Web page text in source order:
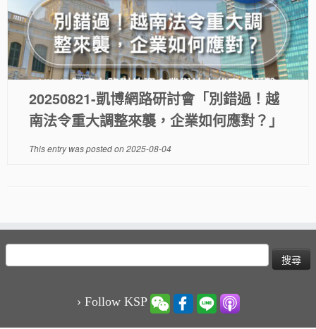
20250821-凱博網路研討會「別錯過！越
南法令重大調整來襲，企業如何應對？」
This entry was posted on2025-08-04
尋
› Follow KSP